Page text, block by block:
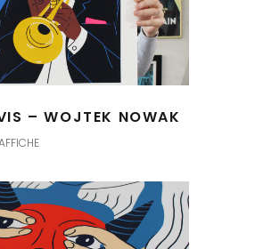
– WOJTEK NOWAK